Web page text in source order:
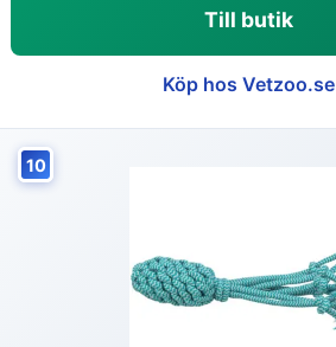
Till butik
Köp hos Vetzoo.se
10